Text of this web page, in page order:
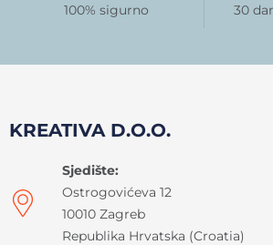
100% sigurno 30
KREATIVA D.O.O.
Sjedište:
Ostrogovićeva 12
10010 Zagreb
Republika Hrvatska (Croatia)